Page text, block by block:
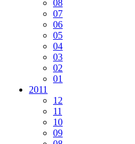
08
07
06
05
04
03
02
01
2011
12
11
10
09